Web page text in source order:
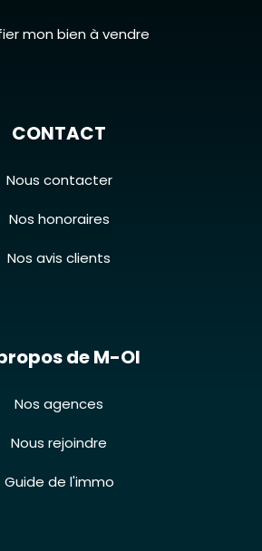
mon bien à vendre
CONTACT
Nous contacter
Nos honoraires
Nos avis clients
de M-OI
Nos agences
Nous rejoindre
Guide de l'immo